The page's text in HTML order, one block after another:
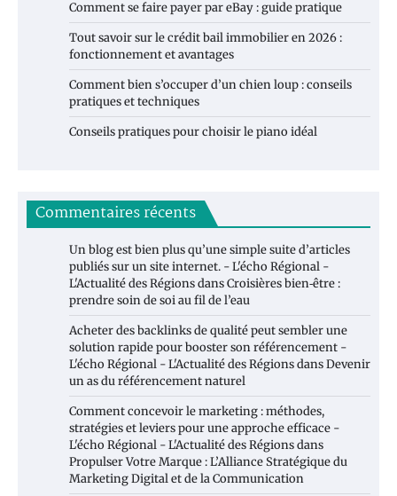
Comment se faire payer par eBay : guide pratique
Tout savoir sur le crédit bail immobilier en 2026 :
fonctionnement et avantages
Comment bien s’occuper d’un chien loup : conseils
pratiques et techniques
Conseils pratiques pour choisir le piano idéal
Commentaires récents
Un blog est bien plus qu’une simple suite d’articles
publiés sur un site internet. - L'écho Régional -
L'Actualité des RégionsdansCroisières bien‑être :
prendre soin de soi au fil de l’eau
Acheter des backlinks de qualité peut sembler une
solution rapide pour booster son référencement -
L'écho Régional - L'Actualité des RégionsdansDevenir
un as du référencement naturel
Comment concevoir le marketing : méthodes,
stratégies et leviers pour une approche efficace -
L'écho Régional - L'Actualité des Régionsdans
Propulser Votre Marque : L’Alliance Stratégique du
Marketing Digital et de la Communication